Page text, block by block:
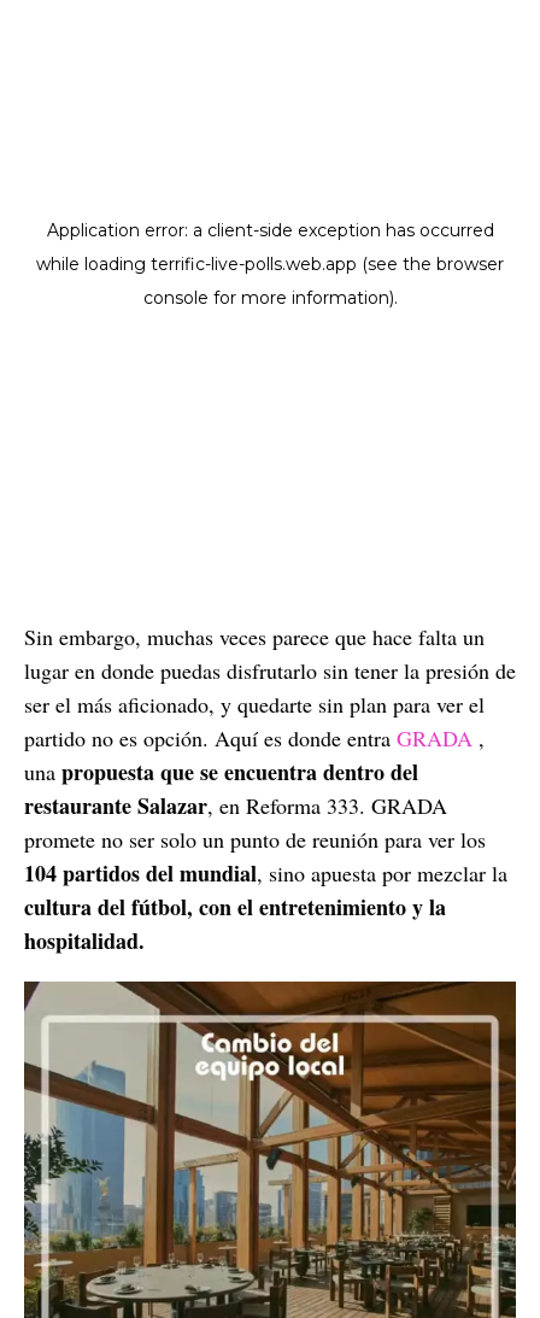
Sin embargo, muchas veces parece que hace falta un
lugar en donde puedas disfrutarlo sin tener la presión de
ser el más aficionado, y quedarte sin plan para ver el
partido no es opción. Aquí es donde entra GRADA ,
una propuesta que se encuentra dentro del
restaurante Salazar, en Reforma 333. GRADA
promete no ser solo un punto de reunión para ver los
104 partidos del mundial, sino apuesta por mezclar la
cultura del fútbol, con el entretenimiento y la
hospitalidad.